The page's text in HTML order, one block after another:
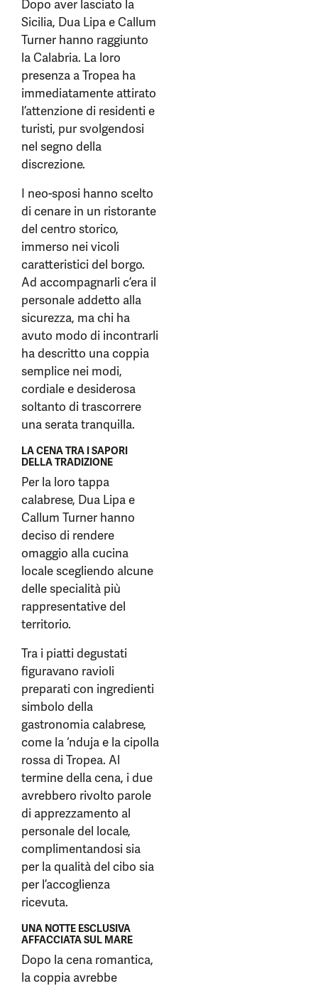
Dopo aver lasciato la
Sicilia, Dua Lipa e Callum
Turner hanno raggiunto
la Calabria. La loro
presenza a Tropea ha
immediatamente attirato
l’attenzione di residenti e
turisti, pur svolgendosi
nel segno della
discrezione.
I neo-sposi hanno scelto
di cenare in un ristorante
del centro storico,
immerso nei vicoli
caratteristici del borgo.
Ad accompagnarli c’era il
personale addetto alla
sicurezza, ma chi ha
avuto modo di incontrarli
ha descritto una coppia
semplice nei modi,
cordiale e desiderosa
soltanto di trascorrere
una serata tranquilla.
LA CENA TRA I SAPORI
DELLA TRADIZIONE
Per la loro tappa
calabrese, Dua Lipa e
Callum Turner hanno
deciso di rendere
omaggio alla cucina
locale scegliendo alcune
delle specialità più
rappresentative del
territorio.
Tra i piatti degustati
figuravano ravioli
preparati con ingredienti
simbolo della
gastronomia calabrese,
come la ‘nduja e la cipolla
rossa di Tropea. Al
termine della cena, i due
avrebbero rivolto parole
di apprezzamento al
personale del locale,
complimentandosi sia
per la qualità del cibo sia
per l’accoglienza
ricevuta.
UNA NOTTE ESCLUSIVA
AFFACCIATA SUL MARE
Dopo la cena romantica,
la coppia avrebbe